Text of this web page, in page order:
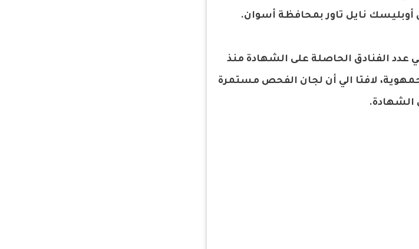
أوبليسك نايل تاور بمحافظة أسوان.
عدد الفنادق الحاصلة على الشهادة منذ
ب ٢٣ محافظة علي مستوى الجمهوية، لافتا الي أن لجان الفحص مستمرة
الشهادة.